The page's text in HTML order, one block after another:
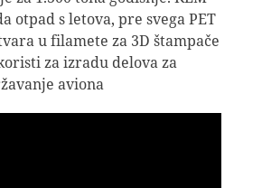
otpad s letova, pre svega PET
u filamete za 3D štampače
za izradu delova za
aviona